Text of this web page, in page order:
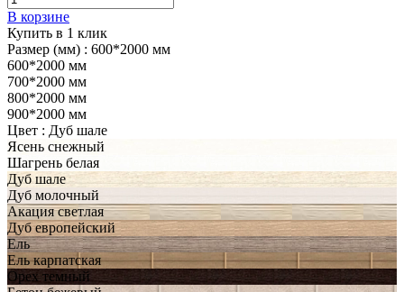
В корзине
Купить в 1 клик
Размер (мм) : 600*2000 мм
600*2000 мм
700*2000 мм
800*2000 мм
900*2000 мм
Цвет : Дуб шале
Ясень снежный
Шагрень белая
Дуб шале
Дуб молочный
Акация светлая
Дуб европейский
Ель
Ель карпатская
Орех темный